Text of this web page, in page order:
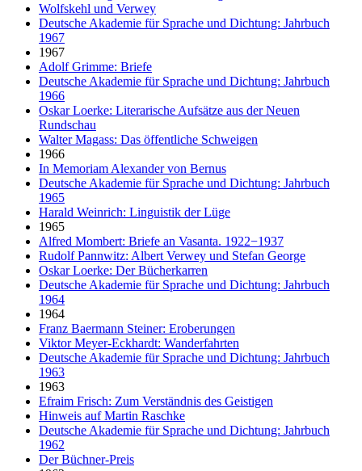
Wolfskehl und Verwey
Deutsche Akademie für Sprache und Dichtung: Jahrbuch
1967
1967
Adolf Grimme: Briefe
Deutsche Akademie für Sprache und Dichtung: Jahrbuch
1966
Oskar Loerke: Literarische Aufsätze aus der Neuen
Rundschau
Walter Magass: Das öffentliche Schweigen
1966
In Memoriam Alexander von Bernus
Deutsche Akademie für Sprache und Dichtung: Jahrbuch
1965
Harald Weinrich: Linguistik der Lüge
1965
Alfred Mombert: Briefe an Vasanta. 1922−1937
Rudolf Pannwitz: Albert Verwey und Stefan George
Oskar Loerke: Der Bücherkarren
Deutsche Akademie für Sprache und Dichtung: Jahrbuch
1964
1964
Franz Baermann Steiner: Eroberungen
Viktor Meyer-Eckhardt: Wanderfahrten
Deutsche Akademie für Sprache und Dichtung: Jahrbuch
1963
1963
Efraim Frisch: Zum Verständnis des Geistigen
Hinweis auf Martin Raschke
Deutsche Akademie für Sprache und Dichtung: Jahrbuch
1962
Der Büchner-Preis